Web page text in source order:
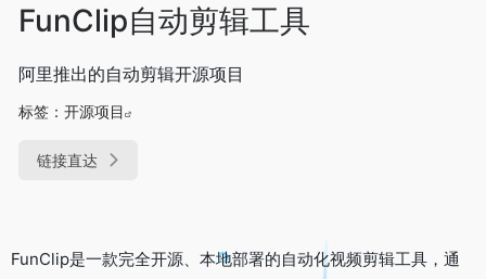
FunClip自动剪辑工具
阿里推出的自动剪辑开源项目
标签： 开源项目
链接直达
FunClip是一款完全开源、本地部署的自动化视频剪辑工具，通